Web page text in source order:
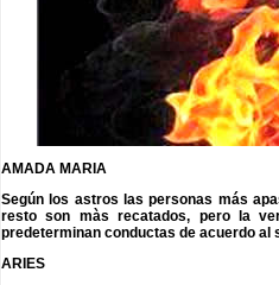
AMADA MARIA
Según los astros las personas más
resto son màs recatados, pero la
predeterminan conductas de acuerdo al
ARIES